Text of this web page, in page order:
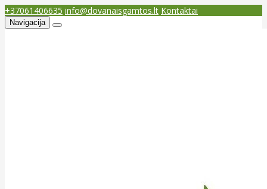
+37061406635 info@dovanaisgamtos.lt Kontaktai
Navigacija